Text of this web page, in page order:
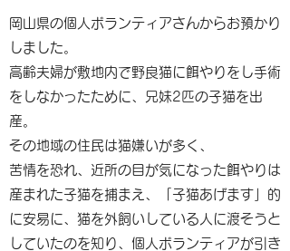
岡山県の個人ボランティアさんからお預かり
しました。
高齢夫婦が敷地内で野良猫に餌やりをし手術
をしなかったために、兄妹2匹の子猫を出
産。
その地域の住民は猫嫌いが多く、
苦情を恐れ、近所の目が気になった餌やりは
産まれた子猫を捕まえ、「子猫あげます」的
に安易に、猫を外飼いしている人に渡そうと
していたのを知り、個人ボランティアが引き